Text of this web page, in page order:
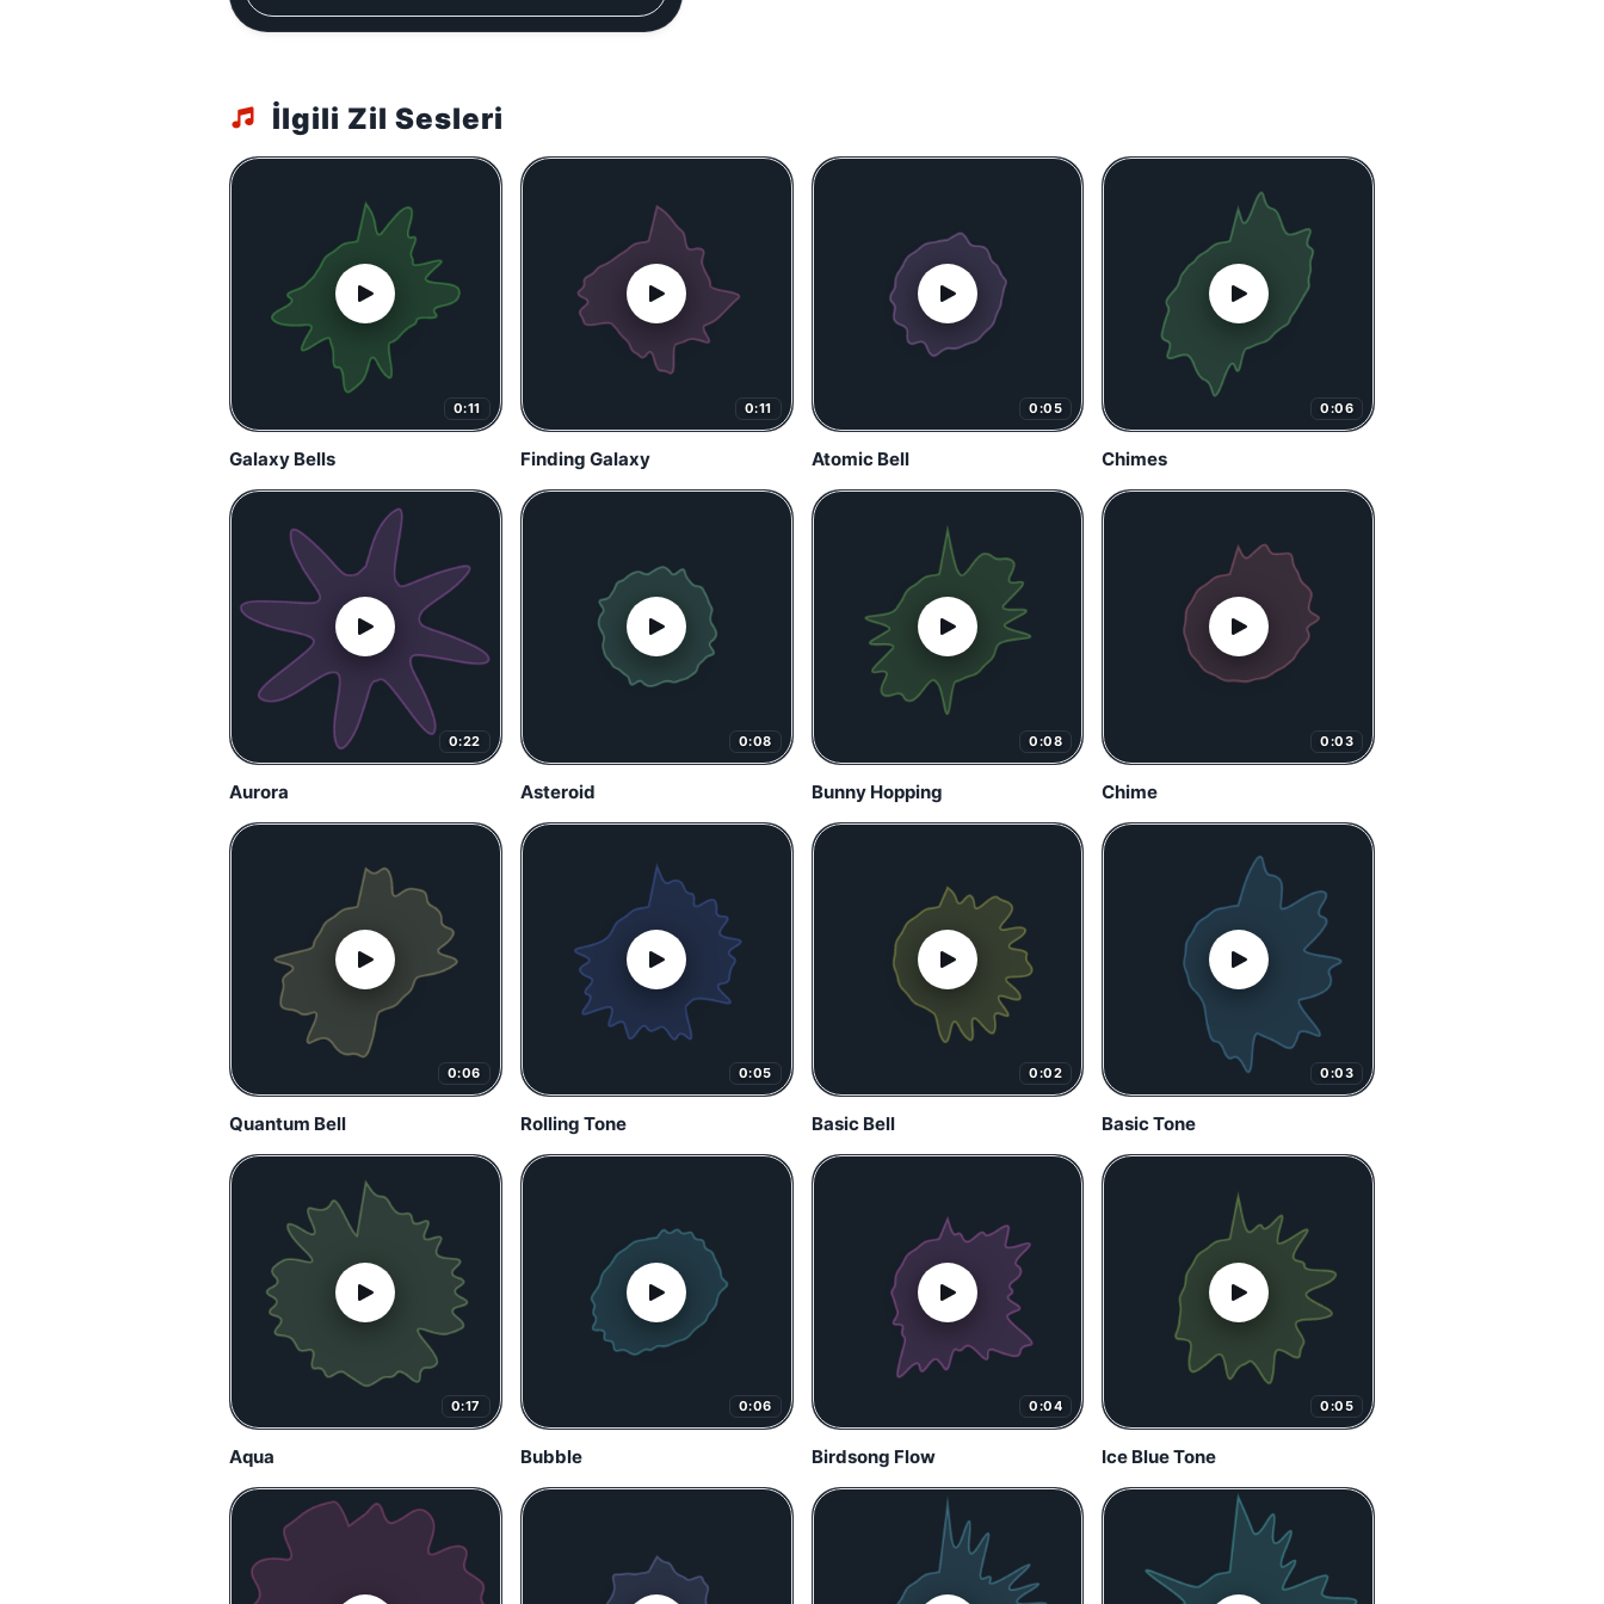
İlgili Zil Sesleri
0:11
Galaxy Bells
0:11
Finding Galaxy
0:05
Atomic Bell
0:06
Chimes
0:22
Aurora
0:08
Asteroid
0:08
Bunny Hopping
0:03
Chime
0:06
Quantum Bell
0:05
Rolling Tone
0:02
Basic Bell
0:03
Basic Tone
0:17
Aqua
0:06
Bubble
0:04
Birdsong Flow
0:05
Ice Blue Tone